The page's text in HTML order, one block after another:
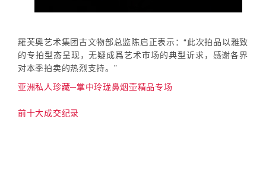
羅芙奧艺术集团古文物部总监陈启正表示：“此次拍品以雅致
的专拍型态呈现，无疑成爲艺术市场的典型䜣求，感谢各界
对本季拍卖的热烈支持。”
亚洲私人珍藏─掌中玲珑鼻烟壶精品专场
前十大成交纪录